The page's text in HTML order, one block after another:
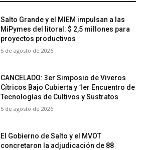
Salto Grande y el MIEM impulsan a las
MiPymes del litoral: $ 2,5 millones para
proyectos productivos
5 de agosto de 2026
CANCELADO: 3er Simposio de Viveros
Cítricos Bajo Cubierta y 1er Encuentro de
Tecnologías de Cultivos y Sustratos
5 de agosto de 2026
El Gobierno de Salto y el MVOT
concretaron la adjudicación de 88